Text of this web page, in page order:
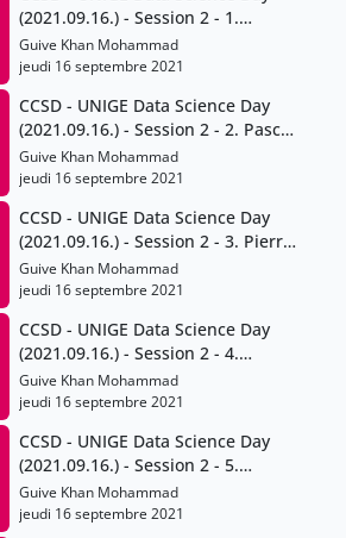
(2021.09.16.) - Session 2 - 1.
Anthony Lehmann
Guive Khan Mohammad
jeudi 16 septembre 2021
CCSD - UNIGE Data Science Day
(2021.09.16.) - Session 2 - 2. Pascal
Peduzzi
Guive Khan Mohammad
jeudi 16 septembre 2021
CCSD - UNIGE Data Science Day
(2021.09.16.) - Session 2 - 3. Pierre
Lacroix
Guive Khan Mohammad
jeudi 16 septembre 2021
CCSD - UNIGE Data Science Day
(2021.09.16.) - Session 2 - 4.
Gregory Giuliani
Guive Khan Mohammad
jeudi 16 septembre 2021
CCSD - UNIGE Data Science Day
(2021.09.16.) - Session 2 - 5.
Jonathan Chambers
Guive Khan Mohammad
jeudi 16 septembre 2021